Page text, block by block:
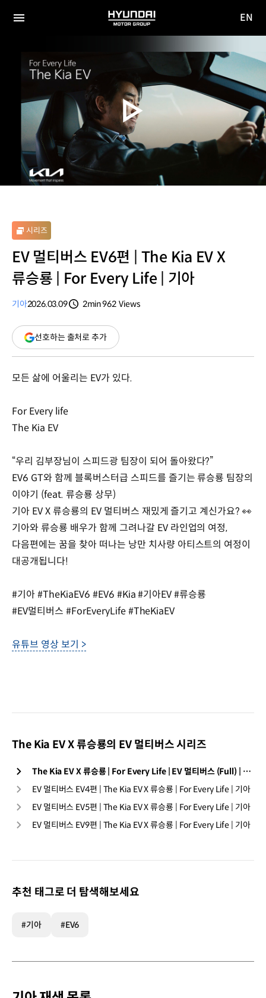
HYUNDAI
이동
EN
시리즈
EV 멀티버스 EV6편 | The Kia EV X
류승룡 | For Every Life | 기아
기아2026.03.09
2min962 Views
선호하는 출처로 추가(새
창
모든 삶에 어울리는 EV가 있다.
For Every life
The Kia EV
“우리 김부장님이 스피드광 팀장이 되어 돌아왔다?”
EV6 GT와 함께 블록버스터급 스피드를 즐기는 류승룡 팀장의
이야기 (feat. 류승룡 상무)
기아 EV X 류승룡의 EV 멀티버스 재밌게 즐기고 계신가요? 👀
기아와 류승룡 배우가 함께 그려나갈 EV 라인업의 여정,
다음편에는 꿈을 찾아 떠나는 낭만 치사량 아티스트의 여정이
대공개됩니다!
#기아 #TheKiaEV6 #EV6 #Kia #기아EV #류승룡
#EV멀티버스 #ForEveryLife #TheKiaEV
유튜브 영상 보기 >
The Kia EV X 류승룡의 EV 멀티버스 시리즈
The Kia EV X 류승룡 | For Every Life | EV 멀티버스 (Full) | 기아
EV 멀티버스 EV4편 | The Kia EV X 류승룡 | For Every Life | 기아
EV 멀티버스 EV5편 | The Kia EV X 류승룡 | For Every Life | 기아
EV 멀티버스 EV9편 | The Kia EV X 류승룡 | For Every Life | 기아
추천 태그로 더 탐색해보세요
#기아 #EV6